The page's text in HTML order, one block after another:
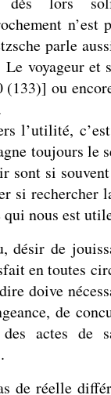
parle
voyageur et
(133)] ou
l’utilité,
toujours le
sont si
si rechercher
qui nous est
désir de
en toutes
doive
de
actes de
de réelle